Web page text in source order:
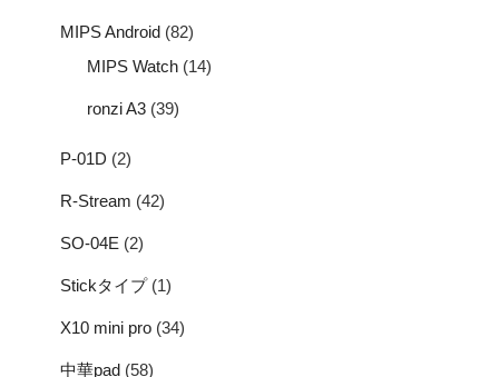
MIPS Android (82)
MIPS Watch (14)
ronzi A3 (39)
P-01D (2)
R-Stream (42)
SO-04E (2)
Stickタイプ(1)
X10 mini pro (34)
中華pad (58)